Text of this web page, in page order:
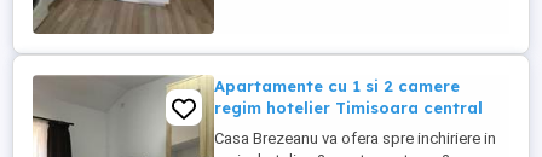
Apartamente cu 1 si 2 camere
regim hotelier Timisoara central
Casa Brezeanu va ofera spre inchiriere in